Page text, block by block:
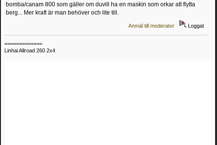
bomba/canam 800 som gäller om duvill ha en maskin som orkar att flytta
berg... Mer kraft är man behöver och lite till.
Anmäl till moderator Loggat
=============
Linhai Allroad 260 2x4